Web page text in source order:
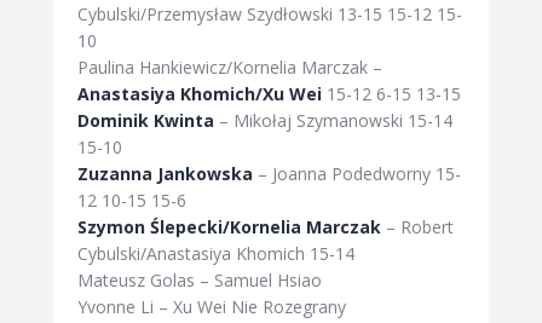
Cybulski/Przemysław Szydłowski 13-15 15-12 15-
10
Paulina Hankiewicz/Kornelia Marczak –
Anastasiya Khomich/Xu Wei 15-12 6-15 13-15
Dominik Kwinta – Mikołaj Szymanowski 15-14
15-10
Zuzanna Jankowska – Joanna Podedworny 15-
12 10-15 15-6
Szymon Ślepecki/Kornelia Marczak – Robert
Cybulski/Anastasiya Khomich 15-14
Mateusz Golas – Samuel Hsiao
Yvonne Li – Xu Wei Nie Rozegrany